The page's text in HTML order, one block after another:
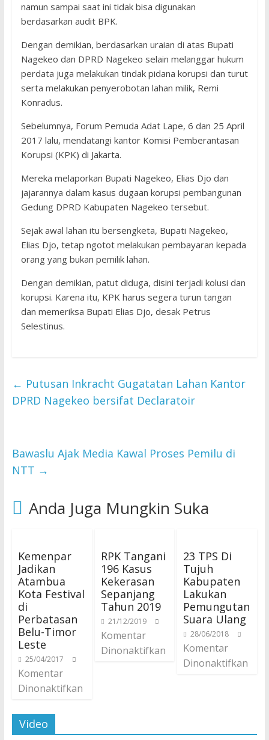
namun sampai saat ini tidak bisa digunakan
berdasarkan audit BPK.
Dengan demikian, berdasarkan uraian di atas Bupati
Nagekeo dan DPRD Nagekeo selain melanggar hukum
perdata juga melakukan tindak pidana korupsi dan turut
serta melakukan penyerobotan lahan milik, Remi
Konradus.
Sebelumnya, Forum Pemuda Adat Lape, 6 dan 25 April
2017 lalu, mendatangi kantor Komisi Pemberantasan
Korupsi (KPK) di Jakarta.
Mereka melaporkan Bupati Nagekeo, Elias Djo dan
jajarannya dalam kasus dugaan korupsi pembangunan
Gedung DPRD Kabupaten Nagekeo tersebut.
Sejak awal lahan itu bersengketa, Bupati Nagekeo,
Elias Djo, tetap ngotot melakukan pembayaran kepada
orang yang bukan pemilik lahan.
Dengan demikian, patut diduga, disini terjadi kolusi dan
korupsi. Karena itu, KPK harus segera turun tangan
dan memeriksa Bupati Elias Djo, desak Petrus
Selestinus.
← Putusan Inkracht Gugatatan Lahan Kantor
DPRD Nagekeo bersifat Declaratoir
Bawaslu Ajak Media Kawal Proses Pemilu di
NTT →
Anda Juga Mungkin Suka
Kemenpar
Jadikan
Atambua
Kota Festival
di
Perbatasan
Belu-Timor
Leste
25/04/2017
Komentar
Dinonaktifkan
RPK Tangani
196 Kasus
Kekerasan
Sepanjang
Tahun 2019
21/12/2019
Komentar
Dinonaktifkan
23 TPS Di
Tujuh
Kabupaten
Lakukan
Pemungutan
Suara Ulang
28/06/2018
Komentar
Dinonaktifkan
Video